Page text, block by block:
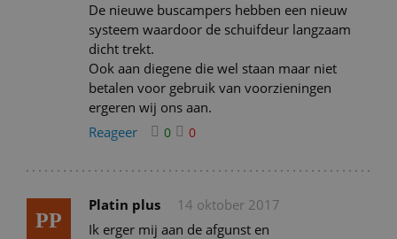
De nieuwe buscampers hebben een nieuw
systeem waardoor de schuifdeur langzaam
dicht trekt.
Ook aan diegene die wel staan maar niet
betalen voor gebruik van voorzieningen
ergeren wij ons aan.
Reageer
0 0
PP
Platin plus
14 oktober 2017
Ik erger mij aan de afgunst en